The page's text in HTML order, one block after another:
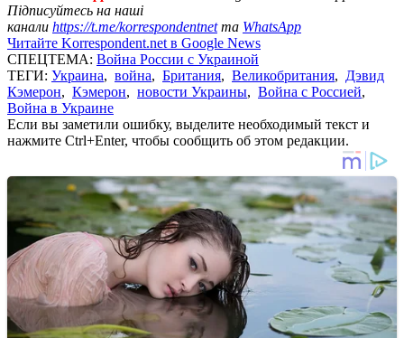
Підписуйтесь на наші
канали https://t.me/korrespondentnetта WhatsApp
Читайте Korrespondent.net в Google News
СПЕЦТЕМА: Война России с Украиной
ТЕГИ: Украина, война, Британия, Великобритания, Дэвид
Кэмерон, Кэмерон, новости Украины, Война с Россией,
Война в Украине
Если вы заметили ошибку, выделите необходимый текст и
нажмите Ctrl+Enter, чтобы сообщить об этом редакции.